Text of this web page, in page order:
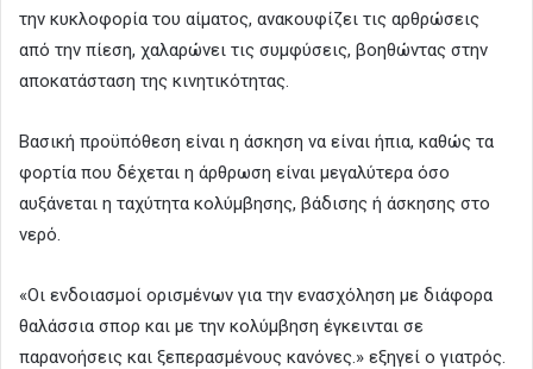
την κυκλοφορία του αίματος, ανακουφίζει τις αρθρώσεις
από την πίεση, χαλαρώνει τις συμφύσεις, βοηθώντας στην
αποκατάσταση της κινητικότητας.
Βασική προϋπόθεση είναι η άσκηση να είναι ήπια, καθώς τα
φορτία που δέχεται η άρθρωση είναι μεγαλύτερα όσο
αυξάνεται η ταχύτητα κολύμβησης, βάδισης ή άσκησης στο
νερό.
«Οι ενδοιασμοί ορισμένων για την ενασχόληση με διάφορα
θαλάσσια σπορ και με την κολύμβηση έγκεινται σε
παρανοήσεις και ξεπερασμένους κανόνες.» εξηγεί ο γιατρός.